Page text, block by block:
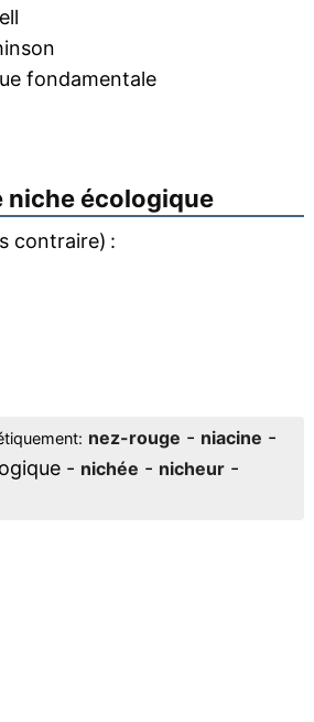
fondamentale
niche écologique
contraire) :
nez-rouge - niacine -
- nichée - nicheur-